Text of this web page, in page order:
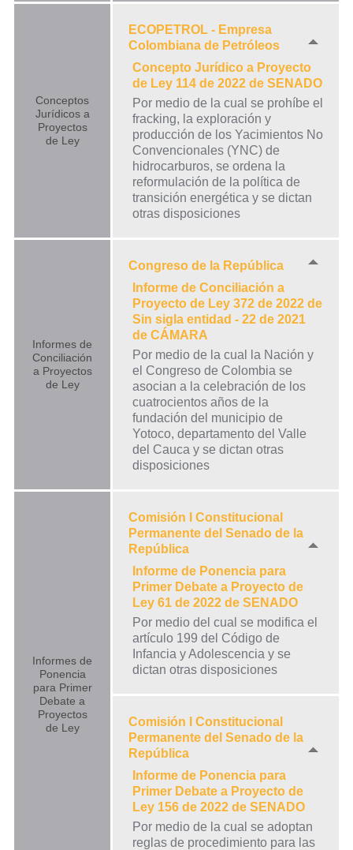
Conceptos
Jurídicos a
Proyectos
de Ley
ECOPETROL - Empresa
Colombiana de Petróleos
Concepto Jurídico a Proyecto
de Ley 114 de 2022 de SENADO
Por medio de la cual se prohíbe el
fracking, la exploración y
producción de los Yacimientos No
Convencionales (YNC) de
hidrocarburos, se ordena la
reformulación de la política de
transición energética y se dictan
otras disposiciones
Informes de
Conciliación
a Proyectos
de Ley
Congreso de la República
Informe de Conciliación a
Proyecto de Ley 372 de 2022 de
Sin sigla entidad - 22 de 2021
de CÁMARA
Por medio de la cual la Nación y
el Congreso de Colombia se
asocian a la celebración de los
cuatrocientos años de la
fundación del municipio de
Yotoco, departamento del Valle
del Cauca y se dictan otras
disposiciones
Informes de
Ponencia
para Primer
Debate a
Proyectos
de Ley
Comisión I Constitucional
Permanente del Senado de la
República
Informe de Ponencia para
Primer Debate a Proyecto de
Ley 61 de 2022 de SENADO
Por medio del cual se modifica el
artículo 199 del Código de
Infancia y Adolescencia y se
dictan otras disposiciones
Comisión I Constitucional
Permanente del Senado de la
República
Informe de Ponencia para
Primer Debate a Proyecto de
Ley 156 de 2022 de SENADO
Por medio de la cual se adoptan
reglas de procedimiento para las